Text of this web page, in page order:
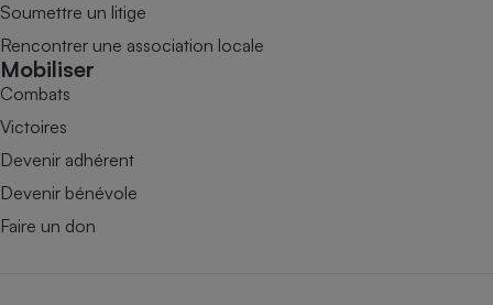
Soumettre un litige
Rencontrer une association locale
Mobiliser
Combats
Victoires
Devenir adhérent
Devenir bénévole
Faire un don